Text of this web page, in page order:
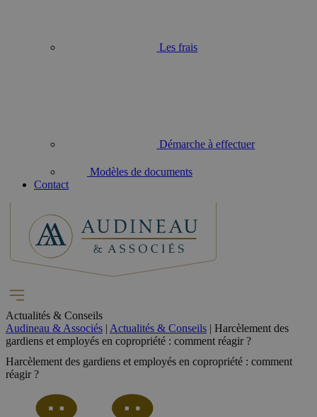
Les frais
Démarche à effectuer
Modèles de documents
Contact
Actualités & Conseils
Audineau & Associés | Actualités & Conseils | Harcèlement des
gardiens et employés en copropriété : comment réagir ?
Harcèlement des gardiens et employés en copropriété : comment
réagir ?